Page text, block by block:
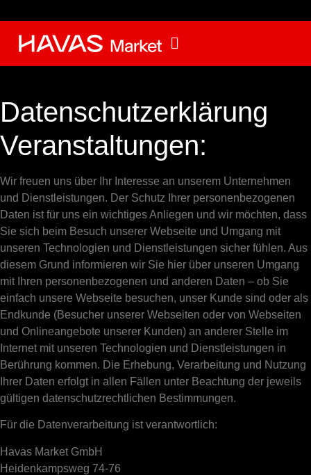
Datenschutzerklärung
Veranstaltungen:
Wir freuen uns über Ihr Interesse an unserem Unternehmen
und Dienstleistungen. Der Schutz Ihrer personenbezogenen
Daten ist für uns ein wichtiges Anliegen und wir möchten, dass
Sie sich beim Besuch unserer Webseite und Umgang mit
unseren Technologien und Dienstleistungen sicher fühlen. Aus
diesem Grund informieren wir Sie hier über unseren Umgang
mit Ihren personenbezogenen und anderen Daten – ob Sie
einfach unsere Webseite besuchen, unser Kunde sind oder als
Endkunde (Besucher unserer Webseiten oder von Webseiten
und Onlineangebote unserer Kunden) an anderer Stelle im
Internet mit unseren Technologien und Dienstleistungen in
Berührung kommen. Die Erhebung, Verarbeitung und Nutzung
Ihrer Daten erfolgt in allen Fällen unter Beachtung der jeweils
gültigen datenschutzrechtlichen Bestimmungen.
Für die Datenverarbeitung ist verantwortlich:
Havas Market GmbH
Heidenkampsweg 74-76